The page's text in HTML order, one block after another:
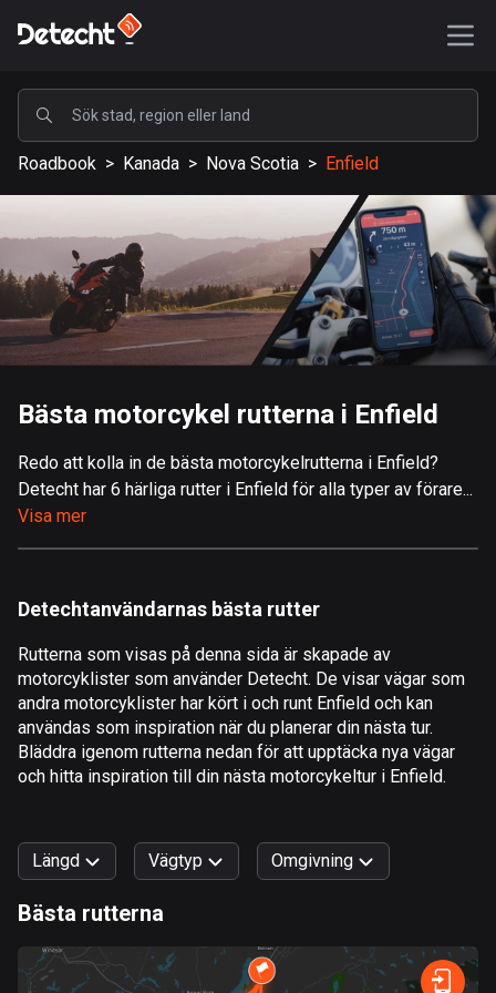
POPULÄRA
USA
590168 rutter
Sverige
204689 rutter
Storbritannien
115728 rutter
9 rutter
520 rutter
Albanien
Algeriet
175 rutter
Amerikanska Jungfruöarna
1 rutt
62 rutter
Angola
1 rutt
Antigua och Barbuda
Roadbook > Kanada > Nova Scotia > Enfield
Bästa motorcykel rutterna i Enfield
Redo att kolla in de bästa motorcykelrutterna i Enfield?
Detecht har 6 härliga rutter i Enfield för alla typer av förare...
Visa mer
Detechtanvändarnas bästa rutter
Rutterna som visas på denna sida är skapade av
motorcyklister som använder Detecht. De visar vägar som
andra motorcyklister har kört i och runt Enfield och kan
användas som inspiration när du planerar din nästa tur.
Bläddra igenom rutterna nedan för att upptäcka nya vägar
och hitta inspiration till din nästa motorcykeltur i Enfield.
Längd Vägtyp
Snabb Terräng
Omgivning
Skog Berg Fält Stad
Bästa rutterna